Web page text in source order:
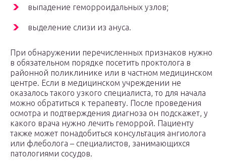
выпадение геморроидальных узлов;
выделение слизи из ануса.
При обнаружении перечисленных признаков нужно
в обязательном порядке посетить проктолога в
районной поликлинике или в частном медицинском
центре. Если в медицинском учреждении не
оказалось такого узкого специалиста, то для начала
можно обратиться к терапевту. После проведения
осмотра и подтверждения диагноза он подскажет, у
какого врача нужно лечить геморрой. Пациенту
также может понадобиться консультация ангиолога
или флеболога – специалистов, занимающихся
патологиями сосудов.